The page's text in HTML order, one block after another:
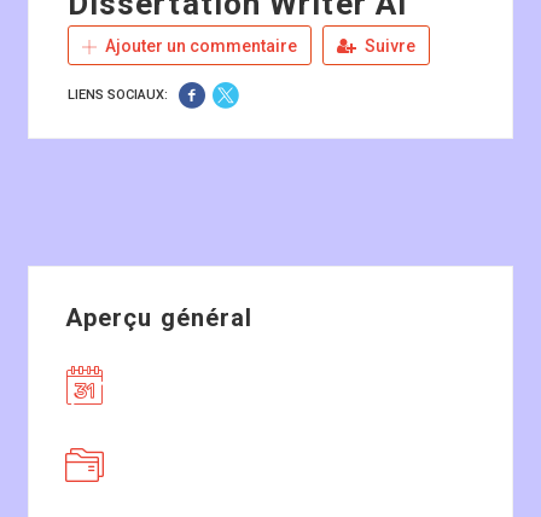
Ajouter un commentaire Suivre
LIENS SOCIAUX:
Aperçu général